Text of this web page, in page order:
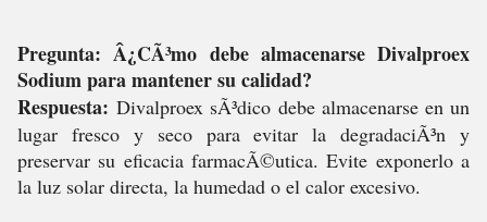
Pregunta: Â¿CÃ³mo debe almacenarse Divalproex
Sodium para mantener su calidad?
Respuesta: Divalproex sÃ³dico debe almacenarse en un
lugar fresco y seco para evitar la degradaciÃ³n y
preservar su eficacia farmacÃ©utica. Evite exponerlo a
la luz solar directa, la humedad o el calor excesivo.